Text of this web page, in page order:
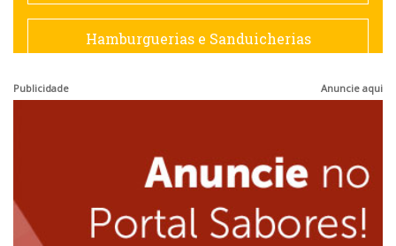
Francesa
Japonesa e Oriental
Lanchonetes
Hamburguerias e Sanduicherias
Publicidade Anuncie aqui